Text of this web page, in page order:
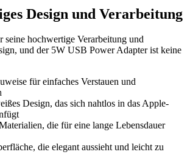
Design und Verarbeitung
seine hochwertige Verarbeitung und
und der 5W USB Power Adapter ist keine
für einfaches Verstauen und
Design, das sich nahtlos in das Apple-
die für eine lange Lebensdauer
die elegant aussieht und leicht zu